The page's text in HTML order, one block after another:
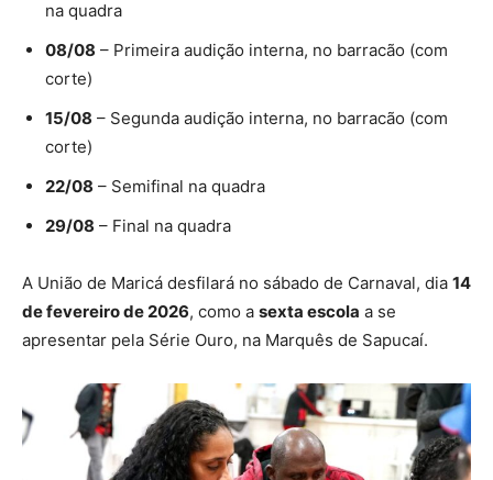
na quadra
08/08 – Primeira audição interna, no barracão (com
corte)
15/08 – Segunda audição interna, no barracão (com
corte)
22/08 – Semifinal na quadra
29/08 – Final na quadra
A União de Maricá desfilará no sábado de Carnaval, dia 14
de fevereiro de 2026, como a sexta escola a se
apresentar pela Série Ouro, na Marquês de Sapucaí.